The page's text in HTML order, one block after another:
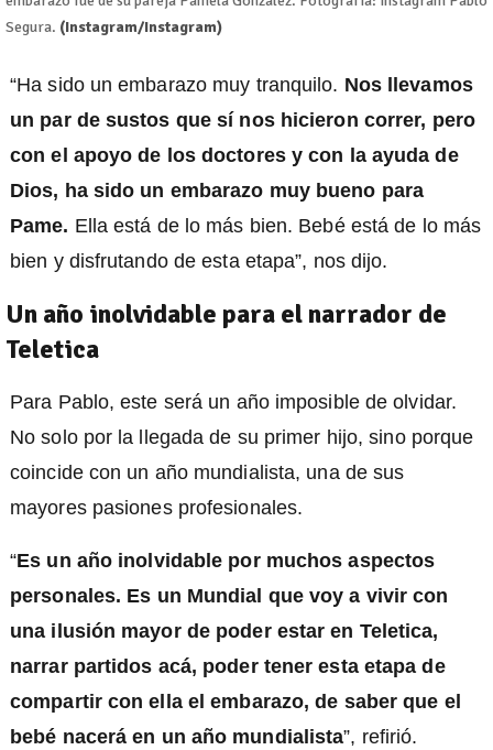
Segura. (Instagram/Instagram)
“Ha sido un embarazo muy tranquilo. Nos llevamos
un par de sustos que sí nos hicieron correr, pero
con el apoyo de los doctores y con la ayuda de
Dios, ha sido un embarazo muy bueno para
Pame. Ella está de lo más bien. Bebé está de lo más
bien y disfrutando de esta etapa”, nos dijo.
Un año inolvidable para el narrador de
Teletica
Para Pablo, este será un año imposible de olvidar.
No solo por la llegada de su primer hijo, sino porque
coincide con un año mundialista, una de sus
mayores pasiones profesionales.
“Es un año inolvidable por muchos aspectos
personales. Es un Mundial que voy a vivir con
una ilusión mayor de poder estar en Teletica,
narrar partidos acá, poder tener esta etapa de
compartir con ella el embarazo, de saber que el
bebé nacerá en un año mundialista”, refirió.